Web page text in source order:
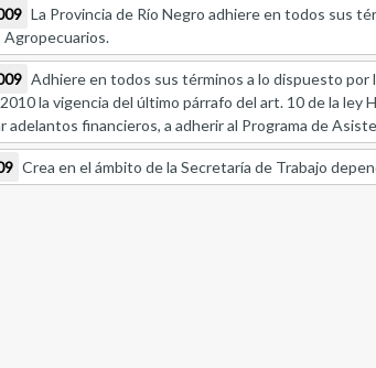
La Provincia de Río Negro adhiere en todos sus
Agropecuarios.
Adhiere en todos sus términos a lo dispuesto por
la vigencia del último párrafo del art. 10 de la ley
adelantos financieros, a adherir al Programa de
Crea en el ámbito de la Secretaría de Trabajo